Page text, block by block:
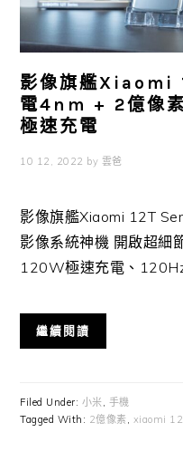
影像旗艦Xiaomi
電4nm + 2億像
極速充電
10 12, 2022 by 雲爸
影像旗艦Xiaomi 12T
影像系統神機 開啟超細
120W極速充電、120Hz
繼續閱讀
Filed Under: 小米 手機
Tagged With: 2億像素 xiaomi